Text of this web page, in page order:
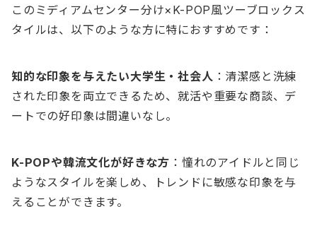
このミディアムセンター分け×K-POP風ツーブロックス
タイルは、以下のような方に特におすすめです：
知的な印象を与えたい大学生・社会人 ：清潔感と洗練
された印象を両立できるため、就活や重要な商談、デ
ートでの好印象は間違いなし。
K-POPや韓流文化が好きな方 ：憧れのアイドルと同じ
ようなスタイルを楽しめ、トレンドに敏感な印象を与
えることができます。